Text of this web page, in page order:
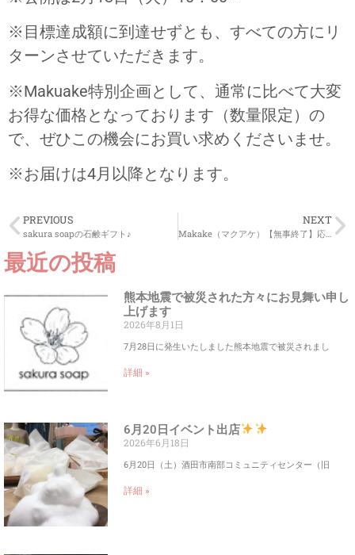
※目標達成額に到達せずとも、すべての方にリ
ターンさせていただきます。
※Makuake特別企画として、通常に比べて大変
お得な価格となっております（数量限定）の
で、ぜひこの機会にお買い求めくださいませ。
※お届けは4月以降となります。
PREVIOUS
sakura soapの石鹸ギフト♪
NEXT
Makake（マクアケ）【無事終了】応援ありがとうございました！！
最近の投稿
熊本地震で被災された方々にお見舞い申し
上げます
2026年8月1日
7月28日に発生いたしました熊本地震で被災されまし
詳細 »
6月20日イベント出店
2026年6月18日
6月20日（土）酒田市南部コミュニティセンター（旧
詳細 »